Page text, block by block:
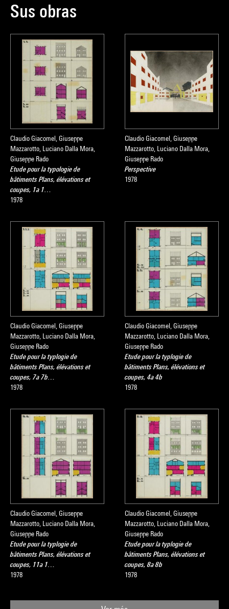
Sus obras
Claudio Giacomel, Giuseppe
Mazzarotto, Luciano Dalla Mora,
Giuseppe Rado
Etude pour la typologie de
bâtiments Plans, élévations et
coupes, 1a 1…
1978
Claudio Giacomel, Giuseppe
Mazzarotto, Luciano Dalla Mora,
Giuseppe Rado
Perspective
1978
Claudio Giacomel, Giuseppe
Mazzarotto, Luciano Dalla Mora,
Giuseppe Rado
Etude pour la typlogie de
bâtiments Plans, élévations et
coupes, 7a 7b…
1978
Claudio Giacomel, Giuseppe
Mazzarotto, Luciano Dalla Mora,
Giuseppe Rado
Etude pour la typlogie de
bâtiments Plans, élévations et
coupes, 4a 4b
1978
Claudio Giacomel, Giuseppe
Mazzarotto, Luciano Dalla Mora,
Giuseppe Rado
Etude pour la typlogie de
bâtiments Plans, élévations et
coupes, 11a 1…
1978
Claudio Giacomel, Giuseppe
Mazzarotto, Luciano Dalla Mora,
Giuseppe Rado
Etude pour la typlogie de
bâtiments Plans, élévations et
coupes, 8a 8b
1978